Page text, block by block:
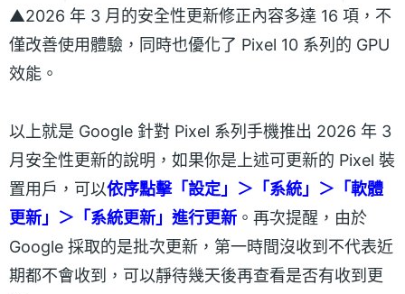
▲2026 年 3 月的安全性更新修正內容多達 16 項，不
僅改善使用體驗，同時也優化了 Pixel 10 系列的 GPU
效能。
以上就是 Google 針對 Pixel 系列手機推出 2026 年 3
月安全性更新的說明，如果你是上述可更新的 Pixel 裝
置用戶，可以依序點擊「設定」＞「系統」＞「軟體
更新」＞「系統更新」進行更新 。再次提醒，由於
Google 採取的是批次更新，第一時間沒收到不代表近
期都不會收到，可以靜待幾天後再查看是否有收到更